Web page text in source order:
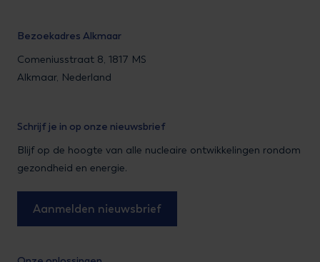
Bezoekadres Alkmaar
Comeniusstraat 8, 1817 MS
Alkmaar, Nederland
Schrijf je in op onze nieuwsbrief
Blijf op de hoogte van alle nucleaire ontwikkelingen rondom
gezondheid en energie.
Aanmelden nieuwsbrief